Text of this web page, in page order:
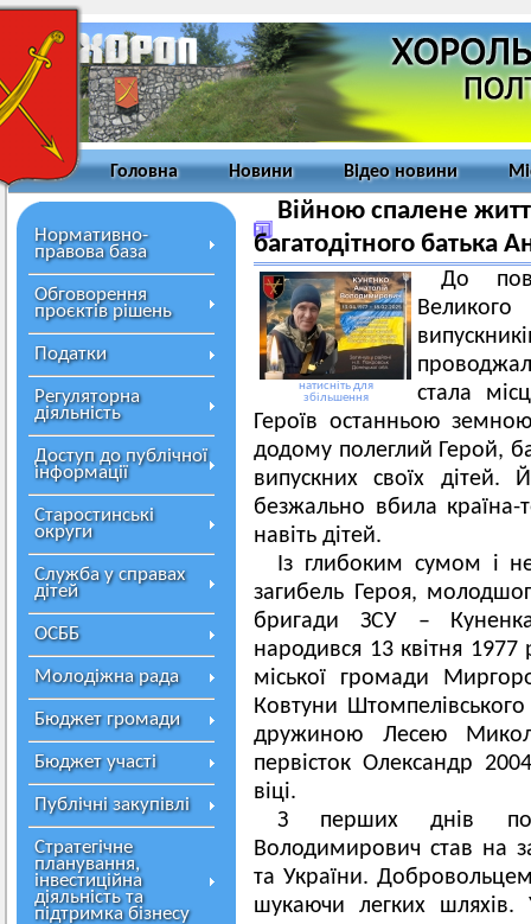
Головна Новини Відео новини
Нормативно-
правова база
Обговорення
проєктів рішень
Податки
Регуляторна
діяльність
Доступ до публічної
інформації
Старостинські
округи
Служба у справах
дітей
ОСББ
Молодіжна рада
Бюджет громади
Бюджет участі
Публічні закупівлі
Стратегічне
планування,
інвестиційна
діяльність та
підтримка бізнесу
Війною спалене
багатодітного батька
натисніть для
збільшення
До
стала
Героїв останньою
додому полеглий Герой,
випускних своїх
безжально вбила країна-
навіть дітей.
Із глибоким сумом і
загибель Героя,
бригади ЗСУ –
народився 13 квітня 1977
міської громади
Ковтуни
дружиною Лесею
первісток Олександр
віці.
З перших днів
Володимирович став на
та України.
шукаючи легких